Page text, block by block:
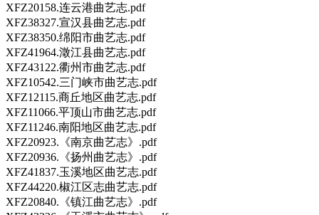
XFZ20158.连云港曲艺志.pdf
XFZ38327.宣汉县曲艺志.pdf
XFZ38350.绵阳市曲艺志.pdf
XFZ41964.澂江县曲艺志.pdf
XFZ43122.衢州市曲艺志.pdf
XFZ10542.三门峡市曲艺志.pdf
XFZ12115.商丘地区曲艺志.pdf
XFZ11066.平顶山市曲艺志.pdf
XFZ11246.南阳地区曲艺志.pdf
XFZ20923.《南京曲艺志》.pdf
XFZ20936.《扬州曲艺志》.pdf
XFZ41837.玉溪地区曲艺志.pdf
XFZ44220.椒江区志曲艺志.pdf
XFZ20840.《镇江曲艺志》.pdf